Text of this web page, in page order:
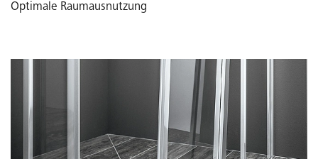
Optimale Raumausnutzung